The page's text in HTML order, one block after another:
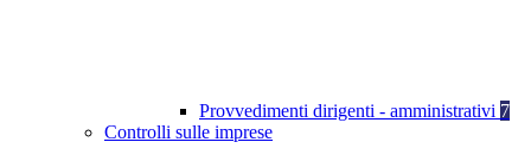
Provvedimenti dirigenti - amministrativi 7
Controlli sulle imprese